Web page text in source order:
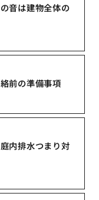
音は建物全体の
前の準備事項
内排水つまり対